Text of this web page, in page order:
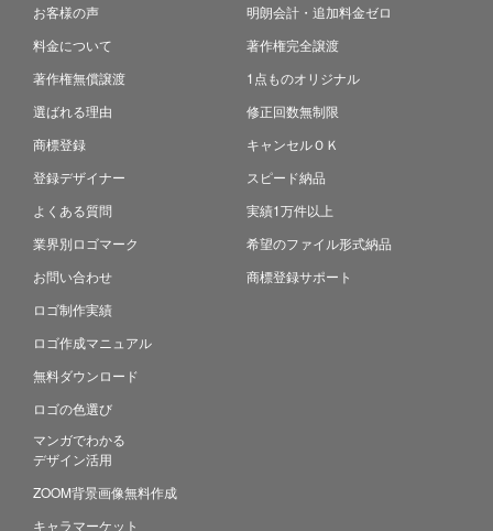
お客様の声
料金について
著作権無償譲渡
選ばれる理由
商標登録
登録デザイナー
よくある質問
業界別ロゴマーク
お問い合わせ
ロゴ制作実績
ロゴ作成マニュアル
無料ダウンロード
ロゴの色選び
マンガでわかる
デザイン活用
ZOOM背景画像無料作成
キャラマーケット
明朗会計・追加料金ゼロ
著作権完全譲渡
1点ものオリジナル
修正回数無制限
キャンセルＯＫ
スピード納品
実績1万件以上
希望のファイル形式納品
商標登録サポート